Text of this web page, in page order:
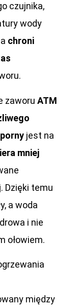
czujnika,
wody
chroni
zaworu ATM
jest na
mniej
Dzięki temu
a woda
i nie
ołowiem.
między